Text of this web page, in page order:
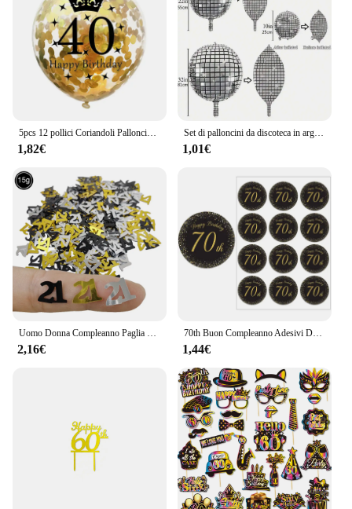
5pcs 12 pollici Coriandoli Palloncini In Lattice Di Compleanno Palloncino 16 18 21 30 40 50 60 70 Anni di Età Compleanno festa di Anniversario di Matrimonio Decorazioni
1,82€
Set di palloncini da discoteca in argento glamour da 1 pezzo - Finitura a specchio metallizzato lucido per feste danzanti retrò anni '70 e '80 - Decorazione versatile
1,01€
Uomo Donna Compleanno Paglia usa e getta Felice 18th 30th 40th 50th 60th Compleanno Paglia di carta Decor Anniversario Festa di compleanno Supplie
2,16€
70th Buon Compleanno Adesivi Decorazioni Del Partito 50 giorni Per Bambini di Età 70 Anni di Compleanno Festa di compleanno di Tenuta Etichette Adesive
1,44€